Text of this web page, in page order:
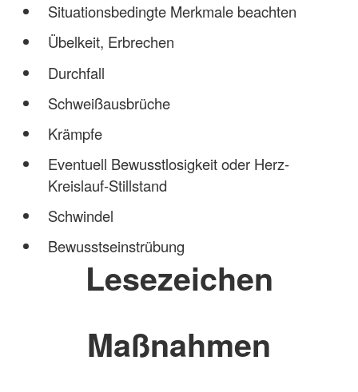
Situationsbedingte Merkmale beachten
Übelkeit, Erbrechen
Durchfall
Schweißausbrüche
Krämpfe
Eventuell Bewusstlosigkeit oder Herz-
Kreislauf-Stillstand
Schwindel
Bewusstseinstrübung
Lesezeichen
Maßnahmen